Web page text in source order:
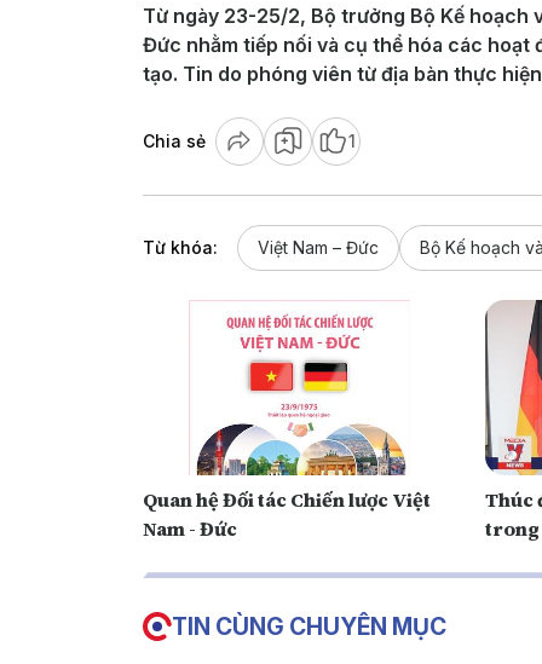
Từ ngày 23-25/2, Bộ trưởng Bộ Kế hoạch
Đức nhằm tiếp nối và cụ thể hóa các hoạt
tạo. Tin do phóng viên từ địa bàn thực
Chia sẻ 1
Từ khóa: Việt Nam – Đức Bộ Kế hoạch
Quan hệ Đối tác Chiến lược Việt
Nam - Đức
Thúc
trong
TIN CÙNG CHUYÊN MỤC